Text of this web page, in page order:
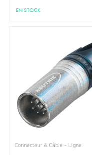
EN STOCK
Connecteur & Câble - Ligne